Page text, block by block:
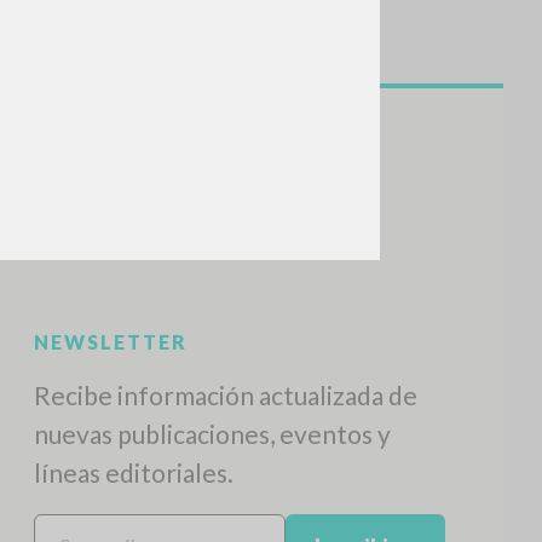
RECIENTES